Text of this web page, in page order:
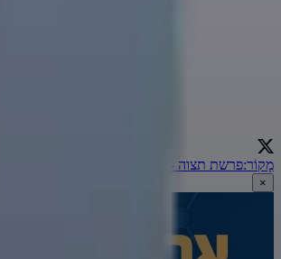
מָקוֹר:פרשת תצוה - כתית למאור | הרב אמנון יצחק
×